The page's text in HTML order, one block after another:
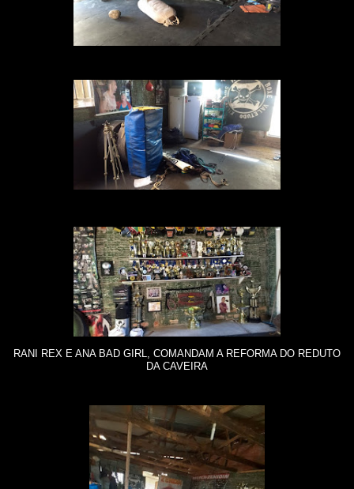
RANI REX E ANA BAD GIRL, COMANDAM A REFORMA DO REDUTO
DA CAVEIRA